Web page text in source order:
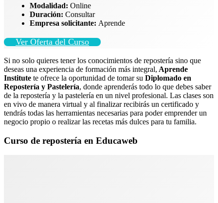
Modalidad: Online
Duración: Consultar
Empresa solicitante: Aprende
Ver Oferta del Curso
Si no solo quieres tener los conocimientos de repostería sino que
deseas una experiencia de formación más integral, Aprende
Institute te ofrece la oportunidad de tomar su Diplomado en
Repostería y Pastelería, donde aprenderás todo lo que debes saber
de la repostería y la pastelería en un nivel profesional. Las clases son
en vivo de manera virtual y al finalizar recibirás un certificado y
tendrás todas las herramientas necesarias para poder emprender un
negocio propio o realizar las recetas más dulces para tu familia.
Curso de repostería en Educaweb